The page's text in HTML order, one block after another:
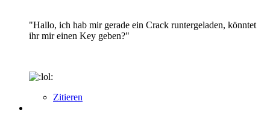
"Hallo, ich hab mir gerade ein Crack runtergeladen, könntet
ihr mir einen Key geben?"
Zitieren